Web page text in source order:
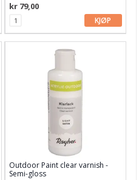
kr 79,00
KJØP
Outdoor Paint clear varnish -
Semi-gloss